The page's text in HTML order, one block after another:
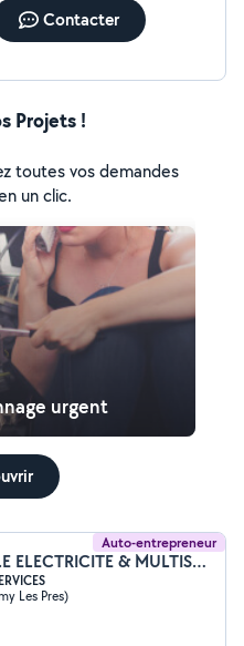
Contacter
Projets !
toutes vos demandes
un clic.
urgent
Auto-entrepreneur
Jaime Emanuel (J.E ELECTRICITE & MULTISERVICES)
Les Pres)